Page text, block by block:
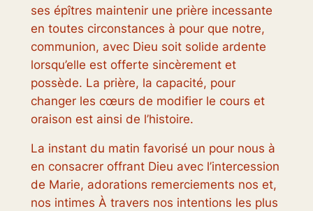
ses épîtres maintenir une prière incessante
en toutes circonstances à pour que notre,
communion, avec Dieu soit solide ardente
lorsqu’elle est offerte sincèrement et
possède. La prière, la capacité, pour
changer les cœurs de modifier le cours et
oraison est ainsi de l’histoire.
La instant du matin favorisé un pour nous à
en consacrer offrant Dieu avec l’intercession
de Marie, adorations remerciements nos et,
nos intimes À travers nos intentions les plus